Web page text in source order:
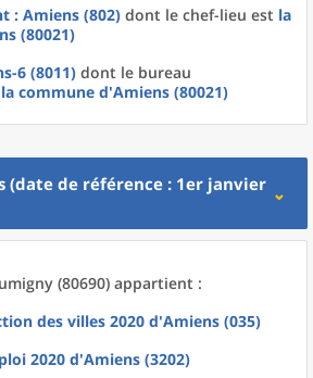
: Amiens (802) dont le chef-lieu est la
(80021)
6 (8011) dont le bureau
la commune d'Amiens (80021)
(date de référence : 1er janvier
(80690) appartient :
des villes 2020 d'Amiens (035)
2020 d'Amiens (3202)